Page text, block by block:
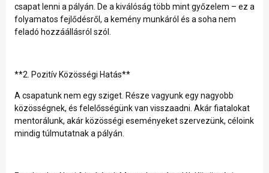
csapat lenni a pályán. De a kiválóság több mint győzelem – ez a
folyamatos fejlődésről, a kemény munkáról és a soha nem
feladó hozzáállásról szól.
**2. Pozitív Közösségi Hatás**
A csapatunk nem egy sziget. Része vagyunk egy nagyobb
közösségnek, és felelősségünk van visszaadni. Akár fiatalokat
mentorálunk, akár közösségi eseményeket szervezünk, céloink
mindig túlmutatnak a pályán.